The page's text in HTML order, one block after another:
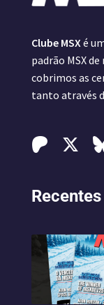
Clube MSXé
padrão MSX
cobrimos as
tanto através
Recentes